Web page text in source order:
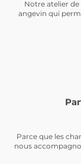
Notre atelier
angevin qui
Parce que les
nous